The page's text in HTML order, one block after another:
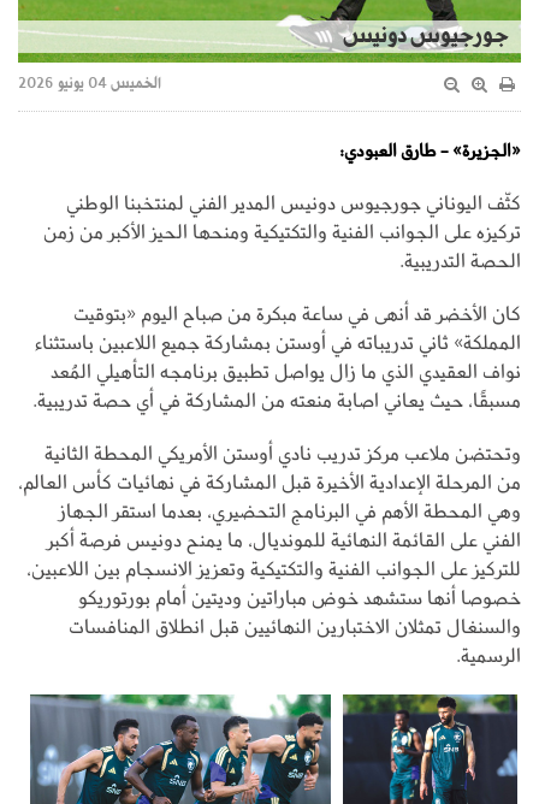
جورجيوس دونيس
الخميس 04 يونيو 2026
«الجزيرة» - طارق العبودي:
كثّف اليوناني جورجيوس دونيس المدير الفني لمنتخبنا الوطني
تركيزه على الجوانب الفنية والتكتيكية ومنحها الحيز الأكبر من زمن
الحصة التدريبية.
كان الأخضر قد أنهى في ساعة مبكرة من صباح اليوم «بتوقيت
المملكة» ثاني تدريباته في أوستن بمشاركة جميع اللاعبين باستثناء
نواف العقيدي الذي ما زال يواصل تطبيق برنامجه التأهيلي المُعد
مسبقًا، حيث يعاني اصابة منعته من المشاركة في أي حصة تدريبية.
وتحتضن ملاعب مركز تدريب نادي أوستن الأمريكي المحطة الثانية
من المرحلة الإعدادية الأخيرة قبل المشاركة في نهائيات كأس العالم،
وهي المحطة الأهم في البرنامج التحضيري، بعدما استقر الجهاز
الفني على القائمة النهائية للمونديال، ما يمنح دونيس فرصة أكبر
للتركيز على الجوانب الفنية والتكتيكية وتعزيز الانسجام بين اللاعبين،
خصوصا أنها ستشهد خوض مباراتين وديتين أمام بورتوريكو
والسنغال تمثلان الاختبارين النهائيين قبل انطلاق المنافسات
الرسمية.